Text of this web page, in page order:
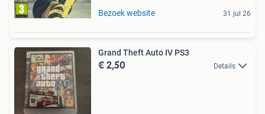
Bezoek website 31 jul 26
Grand Theft Auto IV PS3
€ 2,50 Details